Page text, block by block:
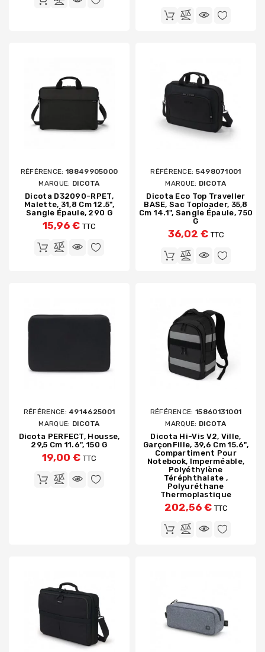
RÉFÉRENCE: 18849905000
MARQUE: DICOTA
Dicota D32090-RPET,
Malette, 31,8 Cm 12.5",
Sangle Épaule, 290 G
15,96 € TTC
RÉFÉRENCE: 5498071001
MARQUE: DICOTA
Dicota Eco Top Traveller
BASE, Sac Toploader, 35,8
Cm 14.1", Sangle Épaule, 750
G
36,02 € TTC
RÉFÉRENCE: 4914625001
MARQUE: DICOTA
Dicota PERFECT, Housse,
29,5 Cm 11.6", 150 G
19,00 € TTC
RÉFÉRENCE: 15860131001
MARQUE: DICOTA
Dicota Hi-Vis V2, Ville,
GarçonFille, 39,6 Cm 15.6",
Compartiment Pour
Notebook, Imperméable,
Polyéthylène
Téréphthalate ,
Polyuréthane
Thermoplastique
202,56 € TTC